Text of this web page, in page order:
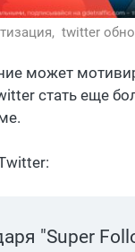
twitter
может
стать еще
"Super